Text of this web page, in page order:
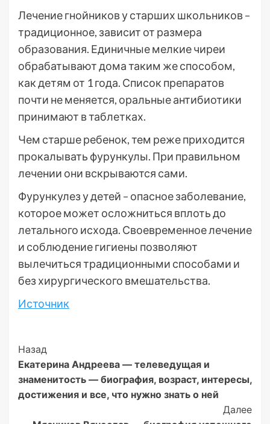
Лечение гнойников у старших школьников –
традиционное, зависит от размера
образования. Единичные мелкие чиреи
обрабатывают дома таким же способом,
как детям от 1 года. Список препаратов
почти не меняется, оральные антибиотики
принимают в таблетках.
Чем старше ребенок, тем реже приходится
прокалывать фурункулы. При правильном
лечении они вскрываются сами.
Фурункулез у детей – опасное заболевание,
которое может осложниться вплоть до
летального исхода. Своевременное лечение
и соблюдение гигиены позволяют
вылечиться традиционными способами и
без хирургического вмешательства.
Источник
Post
Navigation
Назад
Екатерина Андреева — телеведущая и
знаменитость — биография, возраст, интересы,
достижения и все, что нужно знать о ней
Далее